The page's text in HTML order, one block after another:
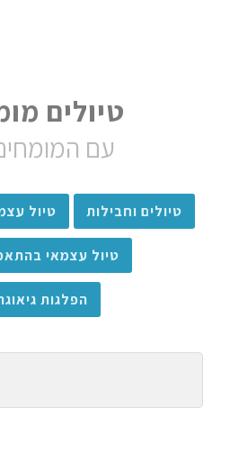
טיולים
עם
טיולים וחבילות טיול
טיול עצמאי
הפלגות